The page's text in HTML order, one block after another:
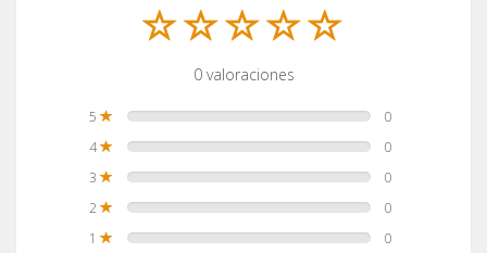
0 valoraciones
5
0
4
0
3
0
2
0
1
0